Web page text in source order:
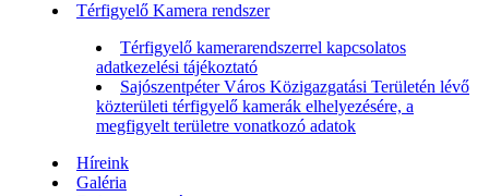
Térfigyelő Kamera rendszer
Térfigyelő kamerarendszerrel kapcsolatos
adatkezelési tájékoztató
Sajószentpéter Város Közigazgatási Területén lévő
közterületi térfigyelő kamerák elhelyezésére, a
megfigyelt területre vonatkozó adatok
Híreink
Galéria